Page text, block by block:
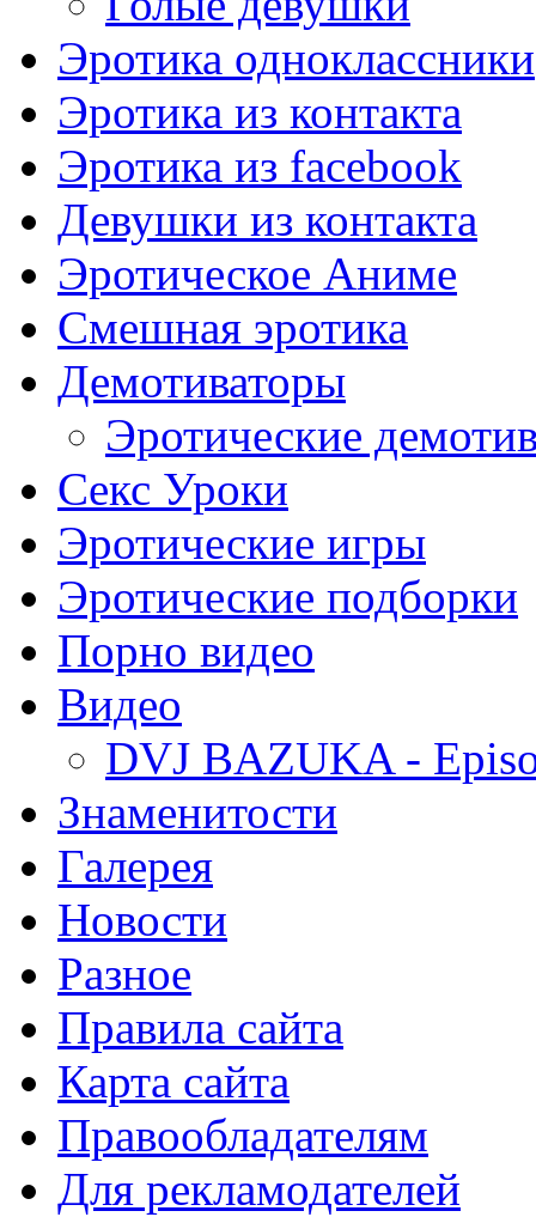
Эротика одноклассники
Эротика из контакта
Эротика из facebook
Девушки из контакта
Эротическое Аниме
Смешная эротика
Демотиваторы
Эротические
Секс Уроки
Эротические игры
Эротические подборки
Порно видео
Видео
DVJ BAZUKA -
Знаменитости
Галерея
Новости
Разное
Правила сайта
Карта сайта
Правообладателям
Для рекламодателей